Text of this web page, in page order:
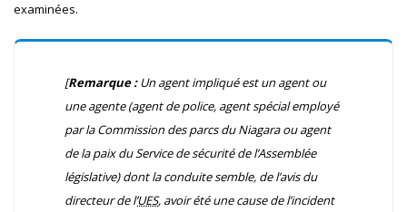
examinées.
[Remarque :Un agent impliqué est un agent ou
une agente (agent de police, agent spécial employé
par la Commission des parcs du Niagara ou agent
de la paix du Service de sécurité de l’Assemblée
législative) dont la conduite semble, de l’avis du
directeur de l’UES, avoir été une cause de l’incident